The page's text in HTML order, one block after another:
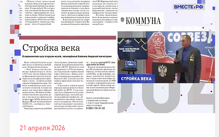
21 апреля 2026